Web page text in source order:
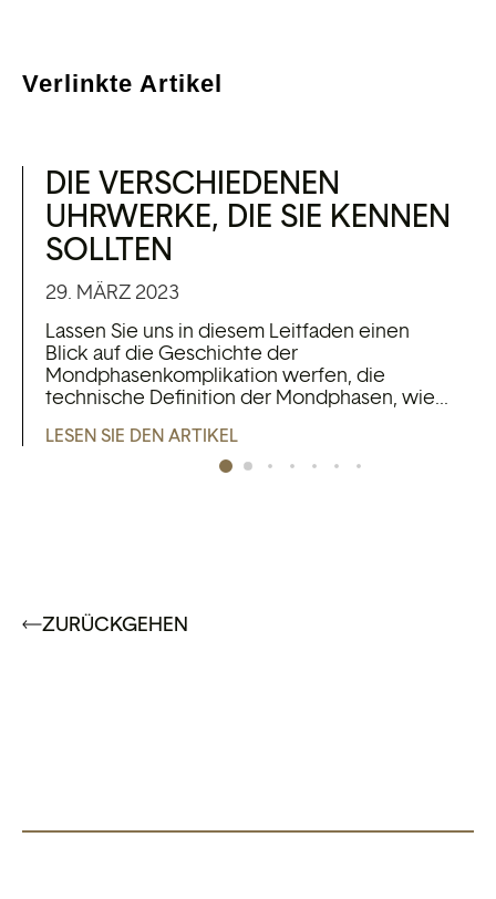
Verlinkte Artikel
DIE VERSCHIEDENEN
UHRWERKE, DIE SIE KENNEN
SOLLTEN
29. MÄRZ 2023
Lassen Sie uns in diesem Leitfaden einen
Blick auf die Geschichte der
Mondphasenkomplikation werfen, die
technische Definition der Mondphasen, wie...
LESEN SIE DEN ARTIKEL
ZURÜCKGEHEN